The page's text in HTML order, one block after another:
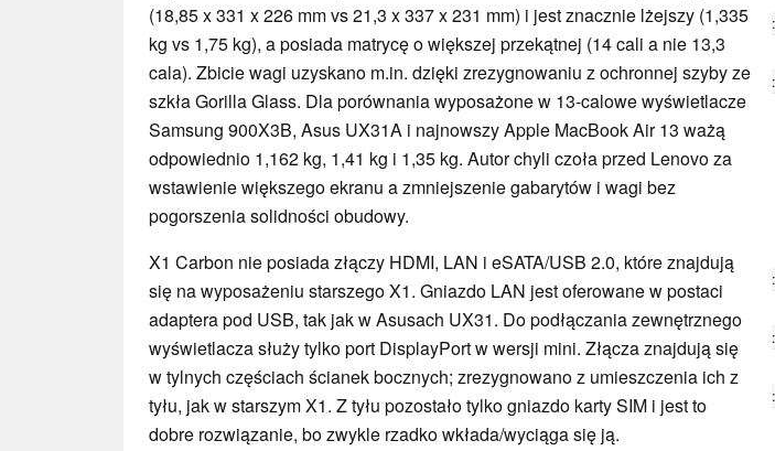
(18,85 x 331 x 226 mm vs 21,3 x 337 x 231 mm) i jest znacznie lżejszy (1,335
kg vs 1,75 kg), a posiada matrycę o większej przekątnej (14 cali a nie 13,3
cala). Zbicie wagi uzyskano m.in. dzięki zrezygnowaniu z ochronnej szyby ze
szkła Gorilla Glass. Dla porównania wyposażone w 13-calowe wyświetlacze
Samsung 900X3B, Asus UX31A i najnowszy Apple MacBook Air 13 ważą
odpowiednio 1,162 kg, 1,41 kg i 1,35 kg. Autor chyli czoła przed Lenovo za
wstawienie większego ekranu a zmniejszenie gabarytów i wagi bez
pogorszenia solidności obudowy.
X1 Carbon nie posiada złączy HDMI, LAN i eSATA/USB 2.0, które znajdują
się na wyposażeniu starszego X1. Gniazdo LAN jest oferowane w postaci
adaptera pod USB, tak jak w Asusach UX31. Do podłączania zewnętrznego
wyświetlacza służy tylko port DisplayPort w wersji mini. Złącza znajdują się
w tylnych częściach ścianek bocznych; zrezygnowano z umieszczenia ich z
tyłu, jak w starszym X1. Z tyłu pozostało tylko gniazdo karty SIM i jest to
dobre rozwiązanie, bo zwykle rzadko wkłada/wyciąga się ją.